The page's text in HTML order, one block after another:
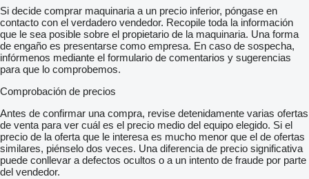
Si decide comprar maquinaria a un precio inferior, póngase en
contacto con el verdadero vendedor. Recopile toda la información
que le sea posible sobre el propietario de la maquinaria. Una forma
de engaño es presentarse como empresa. En caso de sospecha,
infórmenos mediante el formulario de comentarios y sugerencias
para que lo comprobemos.
Comprobación de precios
Antes de confirmar una compra, revise detenidamente varias ofertas
de venta para ver cuál es el precio medio del equipo elegido. Si el
precio de la oferta que le interesa es mucho menor que el de ofertas
similares, piénselo dos veces. Una diferencia de precio significativa
puede conllevar a defectos ocultos o a un intento de fraude por parte
del vendedor.